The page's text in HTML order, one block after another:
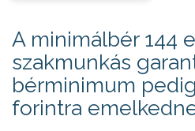
A minimálbér 144
szakmunkás
bérminimum
forintra